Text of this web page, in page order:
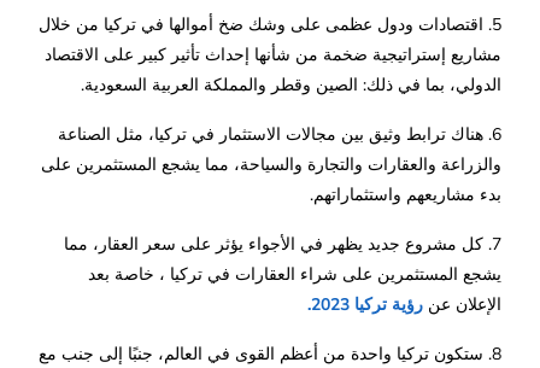
5. اقتصادات ودول عظمى على وشك ضخ أموالها في تركيا من خلال
مشاريع إستراتيجية ضخمة من شأنها إحداث تأثير كبير على الاقتصاد
الدولي، بما في ذلك: الصين وقطر والمملكة العربية السعودية.
6. هناك ترابط وثيق بين مجالات الاستثمار في تركيا، مثل الصناعة
والزراعة والعقارات والتجارة والسياحة، مما يشجع المستثمرين على
بدء مشاريعهم واستثماراتهم.
7. كل مشروع جديد يظهر في الأجواء يؤثر على سعر العقار، مما
يشجع المستثمرين على شراء العقارات في تركيا ، خاصة بعد
الإعلان عن رؤية تركيا 2023.
8. ستكون تركيا واحدة من أعظم القوى في العالم، جنبًا إلى جنب مع